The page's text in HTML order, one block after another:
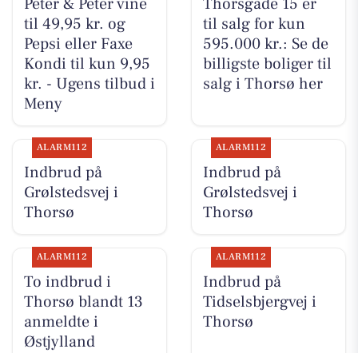
Peter & Peter vine
til 49,95 kr. og
Pepsi eller Faxe
Kondi til kun 9,95
kr. - Ugens tilbud i
Meny
Thorsgade 15 er
til salg for kun
595.000 kr.: Se de
billigste boliger til
salg i Thorsø her
ALARM112
Indbrud på
Grølstedsvej i
Thorsø
ALARM112
Indbrud på
Grølstedsvej i
Thorsø
ALARM112
To indbrud i
Thorsø blandt 13
anmeldte i
Østjylland
ALARM112
Indbrud på
Tidselsbjergvej i
Thorsø